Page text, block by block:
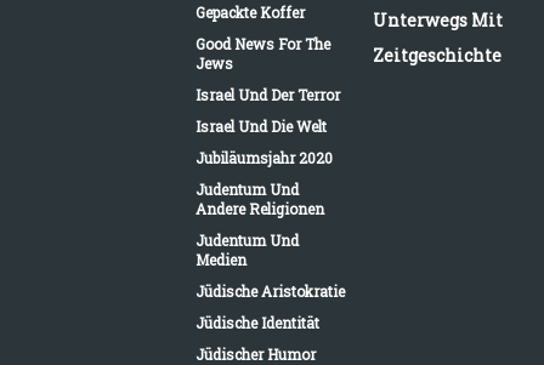
Gepackte Koffer
Good News For The
Jews
Israel Und Der Terror
Israel Und Die Welt
Jubiläumsjahr 2020
Judentum Und
Andere Religionen
Judentum Und
Medien
Jüdische Aristokratie
Jüdische Identität
Jüdischer Humor
Unterwegs Mit
Zeitgeschichte